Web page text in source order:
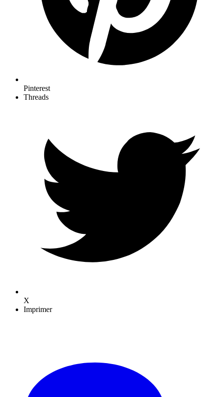
Pinterest
Threads
X
Imprimer